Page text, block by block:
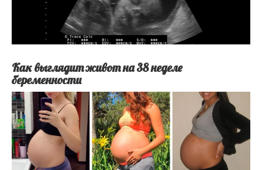
Как выглядит живот на 38 неделе
беременности